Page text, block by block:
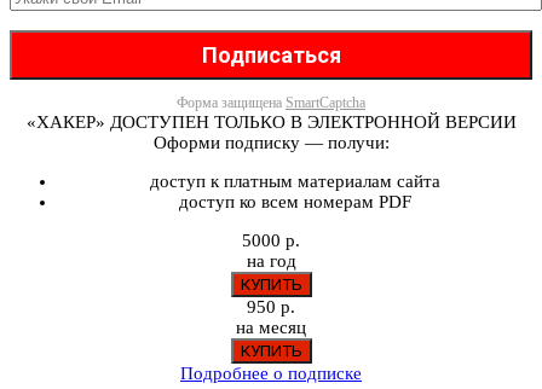
Форма защищена SmartCaptcha
«ХАКЕР» ДОСТУПЕН ТОЛЬКО В ЭЛЕКТРОННОЙ ВЕРСИИ
Оформи подписку — получи:
доступ к платным материалам сайта
доступ ко всем номерам PDF
5000 р.
на год
950 р.
на месяц
Подробнее о подписке